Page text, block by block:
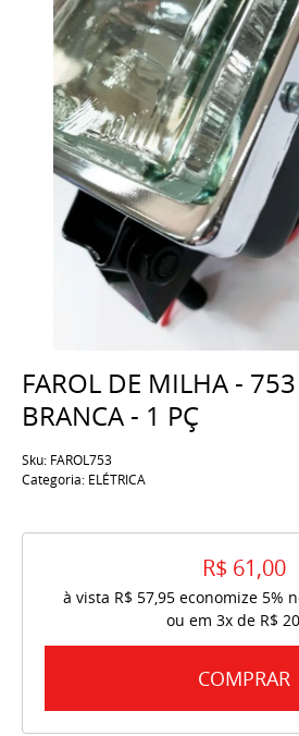
FAROL DE MILHA - 753
BRANCA - 1 PÇ
Sku: FAROL753
Categoria: ELÉTRICA
R$ 61,00
à vista R$ 57,95economize 5%
ou em 3x de R$
COMPRAR